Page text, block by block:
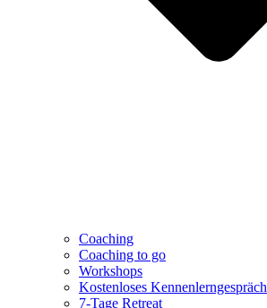
Coaching
Coaching to go
Workshops
Kostenloses Kennenlerngespräch
7-Tage Retreat